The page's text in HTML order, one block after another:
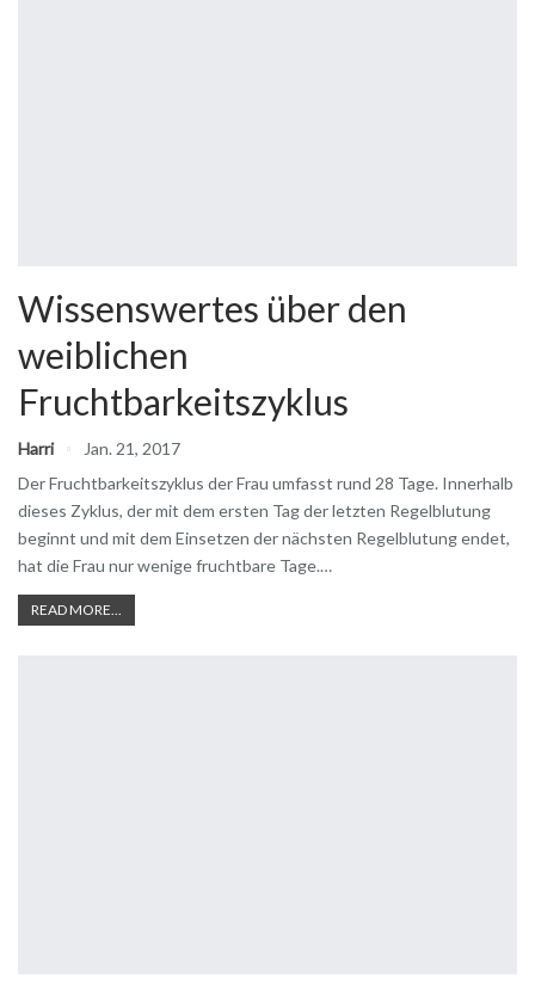
Wissenswertes über den
weiblichen
Fruchtbarkeitszyklus
Harri
Jan. 21, 2017
Der Fruchtbarkeitszyklus der Frau umfasst rund 28 Tage. Innerhalb
dieses Zyklus, der mit dem ersten Tag der letzten Regelblutung
beginnt und mit dem Einsetzen der nächsten Regelblutung endet,
hat die Frau nur wenige fruchtbare Tage.…
READ MORE...